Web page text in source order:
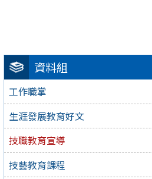
資料組
工作職掌
生涯發展教育好文
技職教育宣導
技藝教育課程